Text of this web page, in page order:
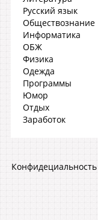
Русский язык
Обществознание
Информатика
ОБЖ
Физика
Одежда
Программы
Юмор
Отдых
Заработок
Конфидециальность